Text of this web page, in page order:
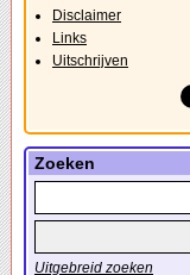
Disclaimer
Links
Uitschrijven
Zoeken
Uitgebreid zoeken